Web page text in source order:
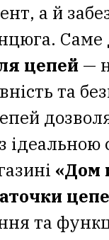
а й
цепей —
та
«Дом
та